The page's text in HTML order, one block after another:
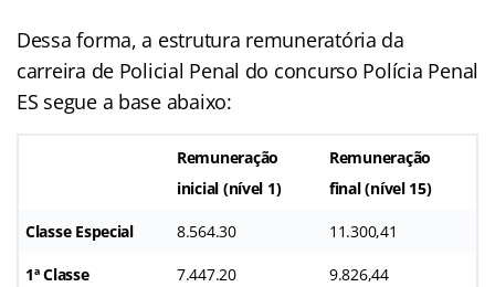
Dessa forma, a estrutura remuneratória da
carreira de Policial Penal do concurso Polícia Penal
ES segue a base abaixo:
Remuneração
inicial (nível 1)
Remuneração
final (nível 15)
Classe Especial 8.564.30 11.300,41
1ª Classe 7.447.20 9.826,44